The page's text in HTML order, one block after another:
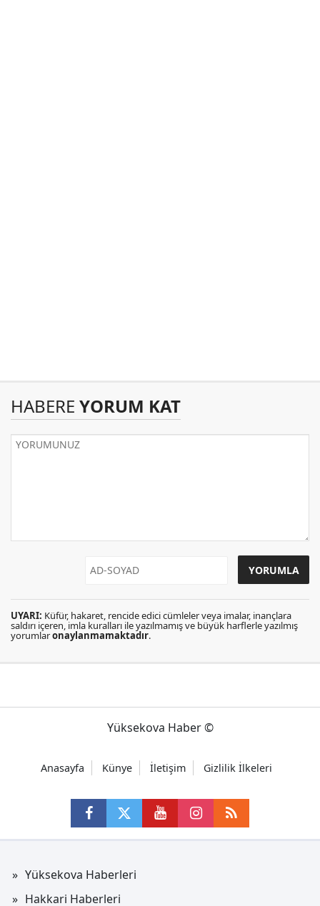
HABERE YORUM KAT
UYARI: Küfür, hakaret, rencide edici cümleler veya imalar, inançlara
saldırı içeren, imla kuralları ile yazılmamış ve büyük harflerle yazılmış
yorumlaronaylanmamaktadır.
Yüksekova Haber ©
Anasayfa Künye İletişim Gizlilik İlkeleri
Yüksekova Haberleri
Hakkari Haberleri